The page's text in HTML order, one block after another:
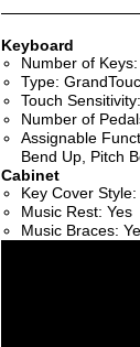
Keyboard
Number of
Type:
Touch
Number of
Assignable
Bend Up, Pitch
Cabinet
Key Cover Style:
Music Rest: Yes
Music Braces: